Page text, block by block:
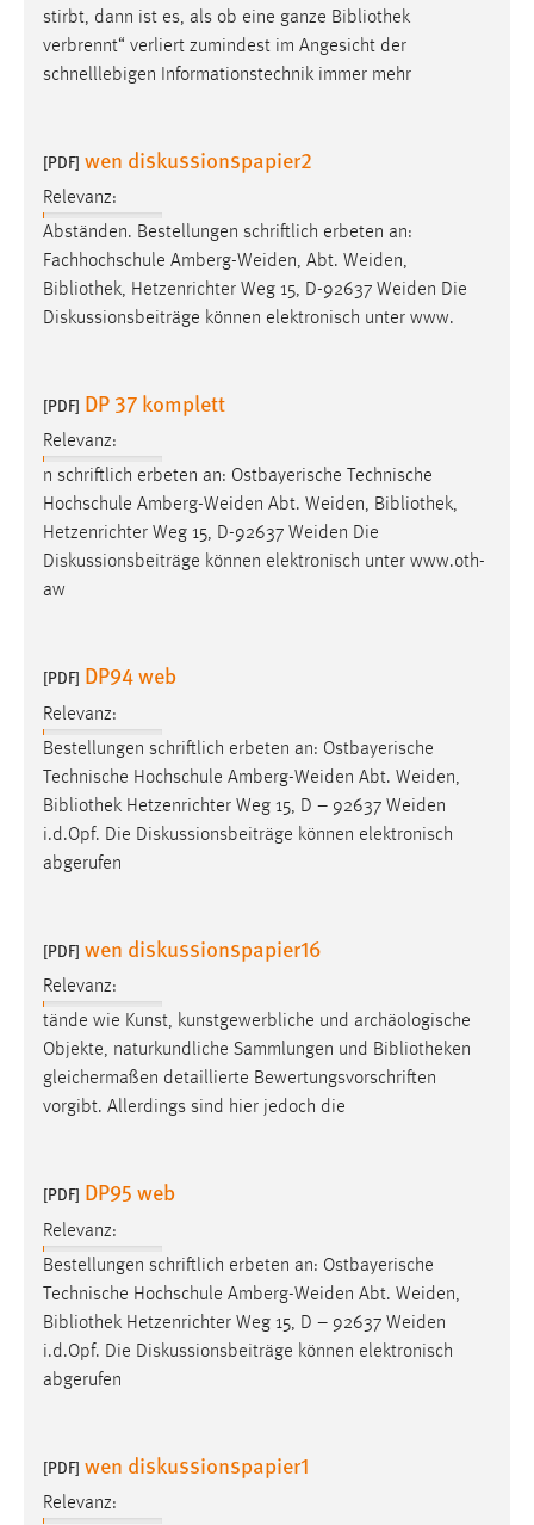
stirbt, dann ist es, als ob eine ganze Bibliothek
verbrennt“ verliert zumindest im Angesicht der
schnelllebigen Informationstechnik immer mehr
[PDF] wen diskussionspapier2
Relevanz:
Abständen. Bestellungen schriftlich erbeten an:
Fachhochschule Amberg-Weiden, Abt. Weiden,
Bibliothek, Hetzenrichter Weg 15, D-92637 Weiden Die
Diskussionsbeiträge können elektronisch unter www.
[PDF] DP 37 komplett
Relevanz:
n schriftlich erbeten an: Ostbayerische Technische
Hochschule Amberg-Weiden Abt. Weiden, Bibliothek,
Hetzenrichter Weg 15, D-92637 Weiden Die
Diskussionsbeiträge können elektronisch unter www.oth-
aw
[PDF] DP94 web
Relevanz:
Bestellungen schriftlich erbeten an: Ostbayerische
Technische Hochschule Amberg-Weiden Abt. Weiden,
Bibliothek Hetzenrichter Weg 15, D – 92637 Weiden
i.d.Opf. Die Diskussionsbeiträge können elektronisch
abgerufen
[PDF] wen diskussionspapier16
Relevanz:
tände wie Kunst, kunstgewerbliche und archäologische
Objekte, naturkundliche Sammlungen und Bibliotheken
gleichermaßen detaillierte Bewertungsvorschriften
vorgibt. Allerdings sind hier jedoch die
[PDF] DP95 web
Relevanz:
Bestellungen schriftlich erbeten an: Ostbayerische
Technische Hochschule Amberg-Weiden Abt. Weiden,
Bibliothek Hetzenrichter Weg 15, D – 92637 Weiden
i.d.Opf. Die Diskussionsbeiträge können elektronisch
abgerufen
[PDF] wen diskussionspapier1
Relevanz: